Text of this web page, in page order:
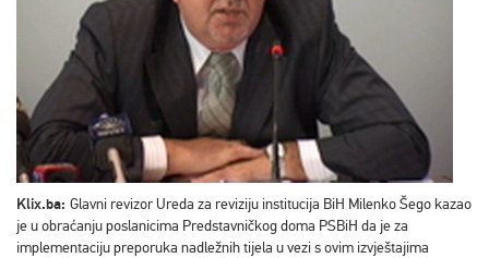
Klix.ba: Glavni revizor Ureda za reviziju institucija BiH Milenko Šego kazao
je u obraćanju poslanicima Predstavničkog doma PSBiH da je za
implementaciju preporuka nadležnih tijela u vezi s ovim izvještajima